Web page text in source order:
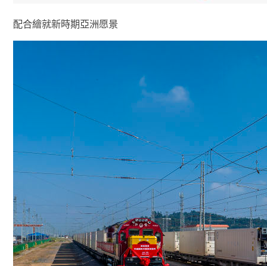
配合繪就新時期亞洲愿景